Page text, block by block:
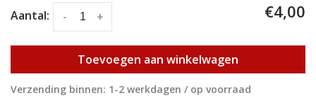
Aantal: +
- €4,00
Toevoegen aan winkelwagen
Verzending binnen: 1-2 werkdagen / op voorraad